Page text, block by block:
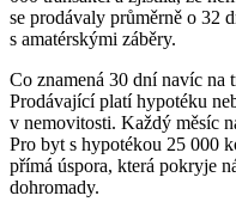
se prodávaly průměrně o 32
s amatérskými záběry.
Co znamená 30 dní navíc na
Prodávající platí hypotéku
v nemovitosti. Každý měsíc
Pro byt s hypotékou 25 000
přímá úspora, která pokryje
dohromady.